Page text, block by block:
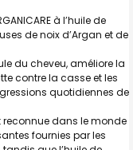
à l’huile de
de noix d’Argan et de
du cheveu, améliore la
contre la casse et les
quotidiennes de
reconnue dans le monde
fournies par les